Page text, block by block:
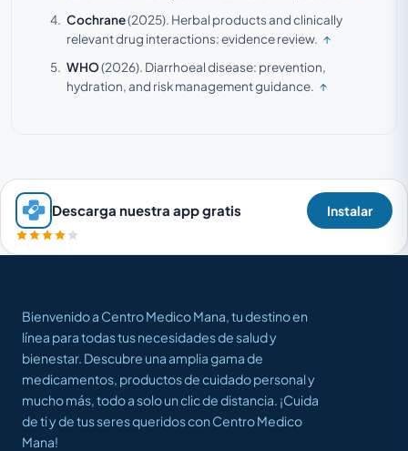
Cochrane(2025). Herbal products and clinically
relevant drug interactions: evidence review. ↑
WHO(2026). Diarrhoeal disease: prevention,
hydration, and risk management guidance. ↑
Descarga nuestra app gratis Instalar
Bienvenido a Centro Medico Mana, tu destino en
línea para todas tus necesidades de salud y
bienestar. Descubre una amplia gama de
medicamentos, productos de cuidado personal y
mucho más, todo a solo un clic de distancia. ¡Cuida
de ti y de tus seres queridos con Centro Medico
Mana!